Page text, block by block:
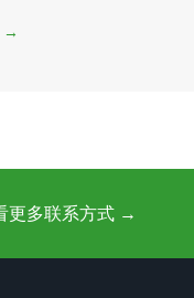
→
更多联系方式 →